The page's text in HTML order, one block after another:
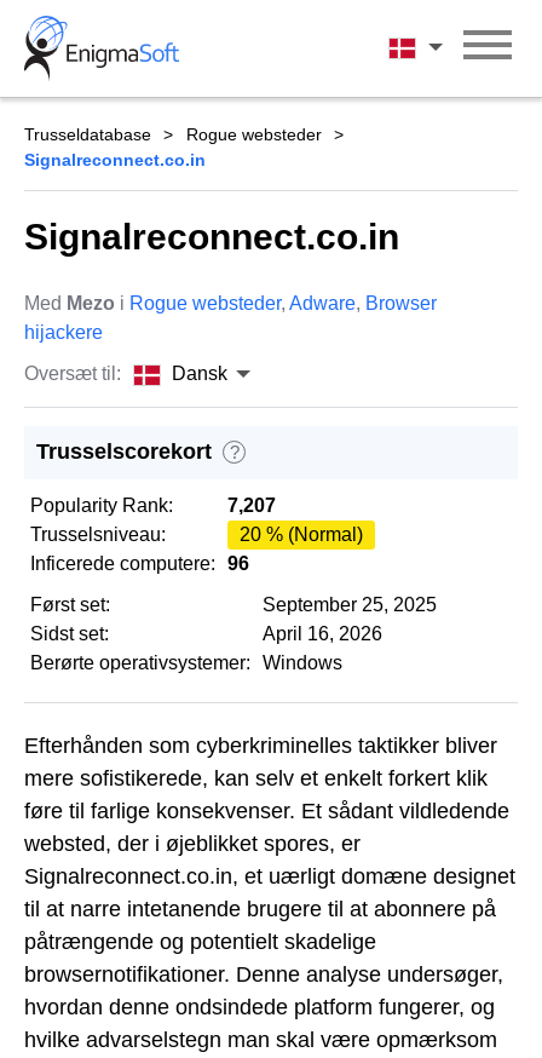
Skip
content
Dansk
Trusseldatabase
Rogue websteder
Signalreconnect.co.in
Signalreconnect.co.in
Med Mezo i Rogue websteder, Adware, Browser
hijackere
Oversæt til:
Dansk
Trusselscorekort ?
Popularity Rank:
7,207
Trusselsniveau:
20 % (Normal)
Inficerede computere:
96
Først set:
September 25, 2025
Sidst set:
April 16, 2026
Berørte operativsystemer:
Windows
Efterhånden som cyberkriminelles taktikker bliver
mere sofistikerede, kan selv et enkelt forkert klik
føre til farlige konsekvenser. Et sådant vildledende
websted, der i øjeblikket spores, er
Signalreconnect.co.in, et uærligt domæne designet
til at narre intetanende brugere til at abonnere på
påtrængende og potentielt skadelige
browsernotifikationer. Denne analyse undersøger,
hvordan denne ondsindede platform fungerer, og
hvilke advarselstegn man skal være opmærksom